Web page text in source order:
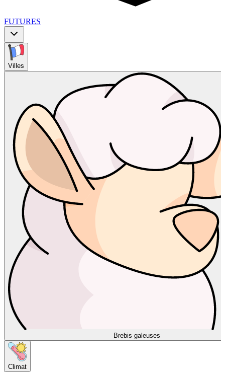
FUTURES
Villes
Brebis galeuses
Climat